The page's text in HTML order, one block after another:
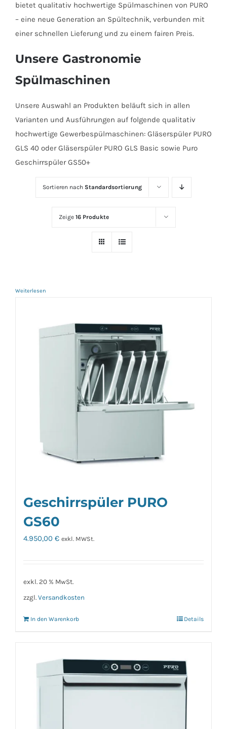
bietet qualitativ hochwertige Spülmaschinen von PURO
– eine neue Generation an Spültechnik, verbunden mit
einer schnellen Lieferung und zu einem fairen Preis.
Unsere Gastronomie
Spülmaschinen
Unsere Auswahl an Produkten beläuft sich in allen
Varianten und Ausführungen auf folgende qualitativ
hochwertige Gewerbespülmaschinen: Gläserspüler PURO
GLS 40 oder Gläserspüler PURO GLS Basic sowie Puro
Geschirrspüler GS50+
Sortieren nach Standardsortierung
Zeige 16 Produkte
Weiterlesen
Geschirrspüler PURO
GS60
4.950,00 € exkl. MWSt.
exkl. 20 % MwSt.
zzgl. Versandkosten
In den Warenkorb Details